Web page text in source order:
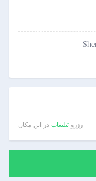
رزرو تبلیغات در این مکان